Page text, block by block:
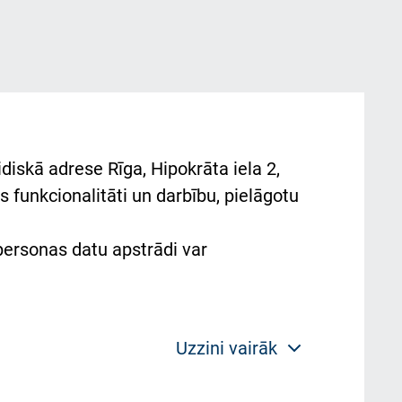
adrese Rīga, Hipokrāta iela 2,
funkcionalitāti un darbību, pielāgotu
datu apstrādi var
Uzzini vairāk